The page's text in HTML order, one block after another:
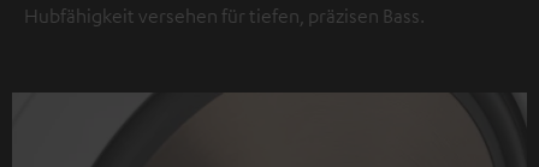
Hubfähigkeit versehen für tiefen, präzisen Bass.